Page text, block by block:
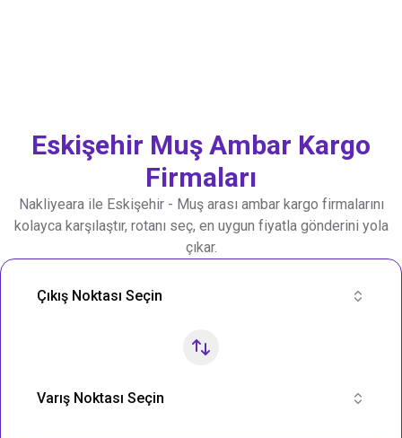
Eskişehir Muş Ambar Kargo
Firmaları
Nakliyeara ile Eskişehir- Muşarası ambar kargo firmalarını
kolayca karşılaştır, rotanı seç, en uygun fiyatla gönderini yola
çıkar.
Nakliye Rotası Ara
Çıkış Noktası Seçin
Varış Noktası Seçin